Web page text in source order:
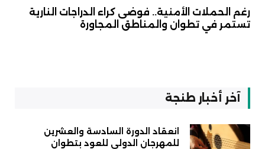
رغم الحملات الأمنية.. فوضى كراء الدراجات النارية
تستمر في تطوان والمناطق المجاورة
آخر أخبار طنجة
انعقاد الدورة السادسة والعشرين
للمهرجان الدولي للعود بتطوان